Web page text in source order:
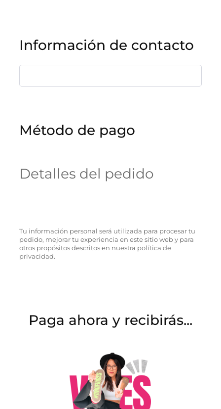
Información de contacto
Método de pago
Detalles del pedido
Tu información personal será utilizada para procesar tu
pedido, mejorar tu experiencia en este sitio web y para
otros propósitos descritos en nuestra política de
privacidad.
Paga ahora y recibirás...